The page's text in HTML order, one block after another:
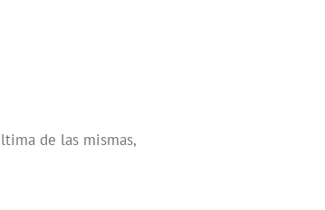
de las mismas,